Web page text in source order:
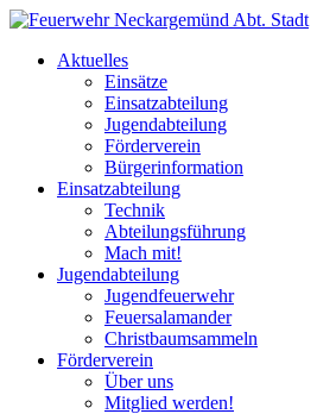
Aktuelles
Einsätze
Einsatzabteilung
Jugendabteilung
Förderverein
Bürgerinformation
Einsatzabteilung
Technik
Abteilungsführung
Mach mit!
Jugendabteilung
Jugendfeuerwehr
Feuersalamander
Christbaumsammeln
Förderverein
Über uns
Mitglied werden!